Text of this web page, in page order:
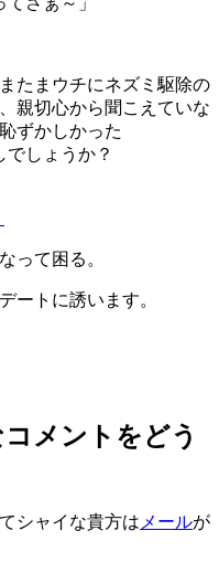
たまウチにネズミ駆除の
親切心から聞こえていな
ずかしかった
でしょうか？
って困る。
ートに誘います。
メントをどう
シャイな貴方は メールが